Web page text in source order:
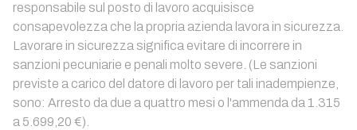
responsabile sul posto di lavoro acquisisce
consapevolezza che la propria azienda lavora in sicurezza.
Lavorare in sicurezza significa evitare di incorrere in
sanzioni pecuniarie e penali molto severe. (Le sanzioni
previste a carico del datore di lavoro per tali inadempienze,
sono: Arresto da due a quattro mesi o l'ammenda da 1.315
a 5.699,20 €).